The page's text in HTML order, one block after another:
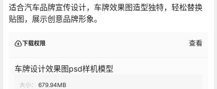
适合汽车品牌宣传设计，车牌效果图造型独特，轻松替换
贴图，展示创意品牌形象。
下载权限 查看
车牌设计效果图psd样机模型
大小：
679.94MB